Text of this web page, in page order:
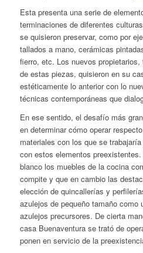
Esta presenta una serie de
terminaciones de diferentes
se quisieron preservar, como por
tallados a mano, cerámicas
fierro, etc. Los nuevos
de estas piezas, quisieron en su
estéticamente lo anterior con lo
técnicas contemporáneas que
En ese sentido, el desafío más
en determinar cómo operar
materiales con los que se
con estos elementos
blanco los muebles de la cocina
compite y que en cambio las
elección de quincallerías y
azulejos de pequeño tamaño como
azulejos precursores. De cierta
casa Buenaventura se trató de
ponen en servicio de la